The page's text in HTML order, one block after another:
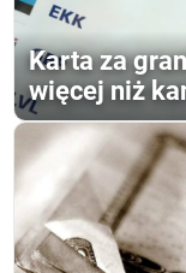
Karta za
więcej niż